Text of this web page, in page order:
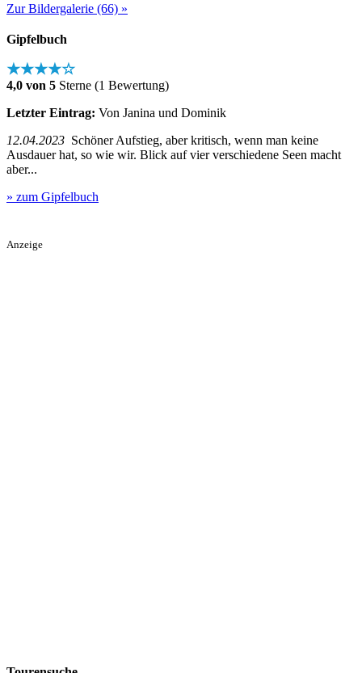
Zur Bildergalerie (66) »
Gipfelbuch
★★★★☆
4,0 von 5 Sterne (1 Bewertung)
Letzter Eintrag: Von Janina und Dominik
12.04.2023 Schöner Aufstieg, aber kritisch, wenn man keine
Ausdauer hat, so wie wir. Blick auf vier verschiedene Seen macht
aber...
» zum Gipfelbuch
Anzeige